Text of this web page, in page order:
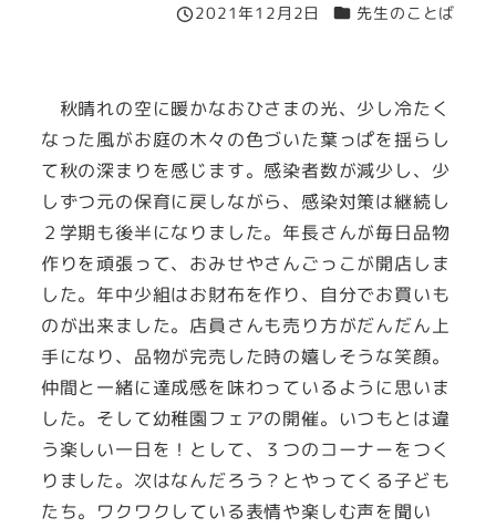
投稿日
2021年12月2日 カテゴリー
先生のことば
秋晴れの空に暖かなおひさまの光、少し冷たく
なった風がお庭の木々の色づいた葉っぱを揺らし
て秋の深まりを感じます。感染者数が減少し、少
しずつ元の保育に戻しながら、感染対策は継続し
２学期も後半になりました。年長さんが毎日品物
作りを頑張って、おみせやさんごっこが開店しま
した。年中少組はお財布を作り、自分でお買いも
のが出来ました。店員さんも売り方がだんだん上
手になり、品物が完売した時の嬉しそうな笑顔。
仲間と一緒に達成感を味わっているように思いま
した。そして幼稚園フェアの開催。いつもとは違
う楽しい一日を！として、３つのコーナーをつく
りました。次はなんだろう？とやってくる子ども
たち。ワクワクしている表情や楽しむ声を聞い